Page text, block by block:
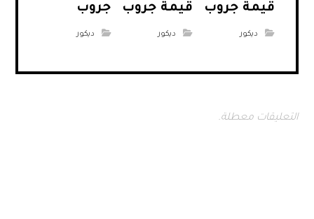
قيمة جروب
ديكور
قيمة جروب
ديكور
جروب
ديكور
التعليقات معطلة.